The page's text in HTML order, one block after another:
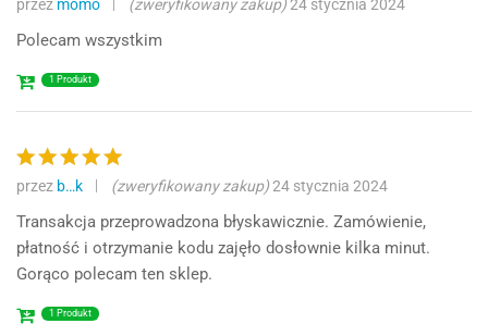
Oceniono
5na 5
przez momo (zweryfikowany zakup)24 stycznia 2024
Polecam wszystkim
1 Produkt
Oceniono
5na 5
przez b…k (zweryfikowany zakup)24 stycznia 2024
Transakcja przeprowadzona błyskawicznie. Zamówienie,
płatność i otrzymanie kodu zajęło dosłownie kilka minut.
Gorąco polecam ten sklep.
1 Produkt